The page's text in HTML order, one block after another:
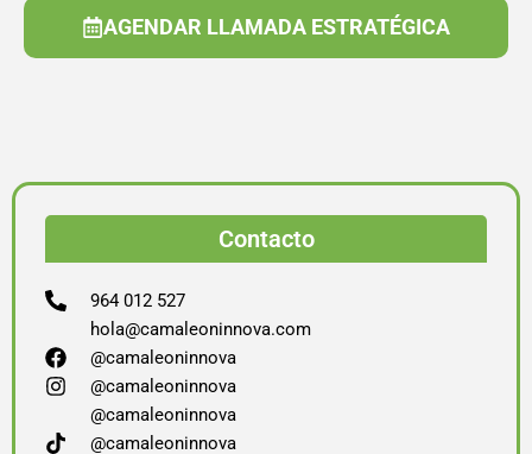
AGENDAR LLAMADA ESTRATÉGICA
Contacto
964 012 527
hola@camaleoninnova.com
@camaleoninnova
@camaleoninnova
@camaleoninnova
@camaleoninnova